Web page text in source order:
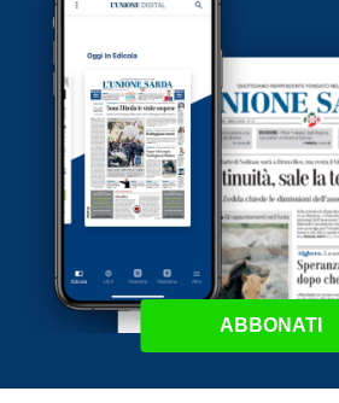
ABBONATI